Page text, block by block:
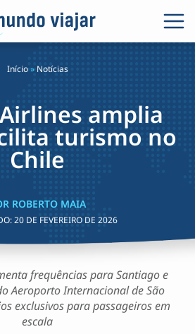
Início» Notícias
amplia
turismo no
Chile
ROBERTO MAIA
20 DE FEVEREIRO DE 2026
frequências para Santiago e
Aeroporto Internacional de São
exclusivos para passageiros em
escala